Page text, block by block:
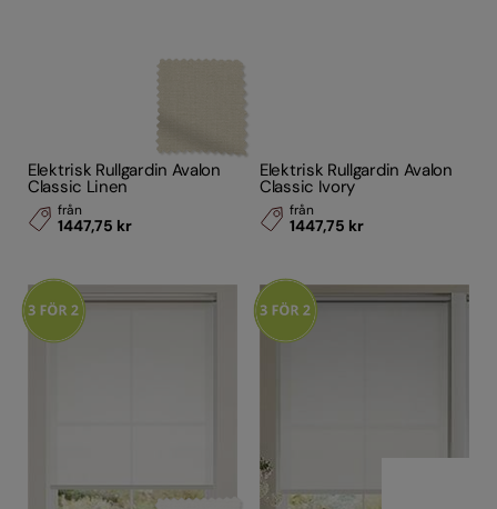
Elektrisk Rullgardin Avalon
Classic Linen
från
1447,75 kr
Elektrisk Rullgardin Avalon
Classic Ivory
från
1447,75 kr